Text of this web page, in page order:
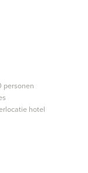
(
voorzieningen. U
Eventueel kunt u de
personen
hotel